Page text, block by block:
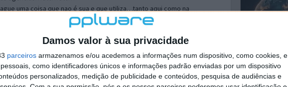
Damos valor à sua privacidade
parceiros armazenamos e/ou acedemos a informações num dispositivo, como cookies, e
como identificadores únicos e informações padrão enviadas por um dispositivo
personalizados, medição de publicidade e conteúdos, pesquisa de audiências e
uma coisa que nao é sua e que utiliza…tanto aqui como na
a falar de zeros e uns ou coisas palpaveis…
trabalho feito por outros.. mas, ao mesmo tempo, o google